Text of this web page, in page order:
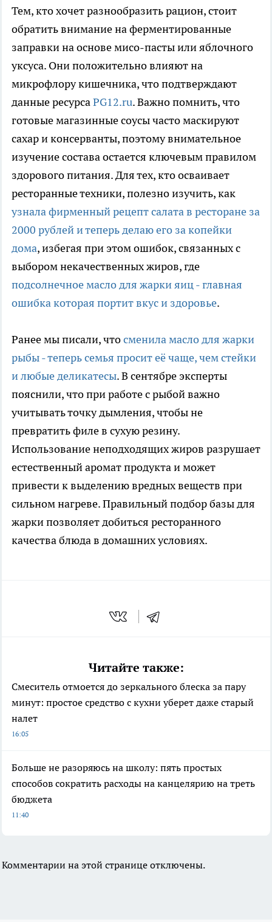
Тем, кто хочет разнообразить рацион, стоит
обратить внимание на ферментированные
заправки на основе мисо-пасты или яблочного
уксуса. Они положительно влияют на
микрофлору кишечника, что подтверждают
данные ресурсаPG12.ru. Важно помнить, что
готовые магазинные соусы часто маскируют
сахар и консерванты, поэтому внимательное
изучение состава остается ключевым правилом
здорового питания. Для тех, кто осваивает
ресторанные техники, полезно изучить, как
узнала фирменный рецепт салата в ресторане за
2000 рублей и теперь делаю его за копейки
дома, избегая при этом ошибок, связанных с
выбором некачественных жиров, где
подсолнечное масло для жарки яиц - главная
ошибка которая портит вкус и здоровье.
Ранее мы писали, чтосменила масло для жарки
рыбы - теперь семья просит её чаще, чем стейки
и любые деликатесы. В сентябре эксперты
пояснили, что при работе с рыбой важно
учитывать точку дымления, чтобы не
превратить филе в сухую резину.
Использование неподходящих жиров разрушает
естественный аромат продукта и может
привести к выделению вредных веществ при
сильном нагреве. Правильный подбор базы для
жарки позволяет добиться ресторанного
качества блюда в домашних условиях.
Читайте также:
Смеситель отмоется до зеркального блеска за пару
минут: простое средство с кухни уберет даже старый
налет
16:05
Больше не разоряюсь на школу: пять простых
способов сократить расходы на канцелярию на треть
бюджета
11:40
Комментарии на этой странице отключены.